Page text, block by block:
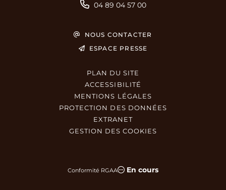
04 89 04 57 00
NOUS CONTACTER
ESPACE PRESSE
PLAN DU SITE
ACCESSIBILITÉ
MENTIONS LÉGALES
PROTECTION DES DONNÉES
EXTRANET
GESTION DES COOKIES
Conformité RGAA En cours